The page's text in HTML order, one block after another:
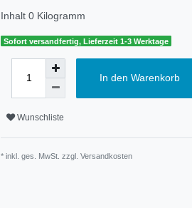
Inhalt 0 Kilogramm
Sofort versandfertig, Lieferzeit 1-3 Werktage
In den Warenkorb
Wunschliste
* inkl. ges. MwSt. zzgl. Versandkosten